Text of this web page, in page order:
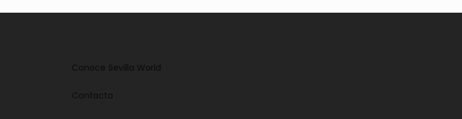
dimensión internacional en
Conoce Sevilla World
Contacta